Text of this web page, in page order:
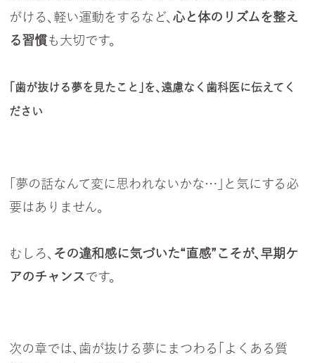
がける、軽い運動をするなど、 心と体のリズムを整え
る習慣も大切です。
「歯が抜ける夢を見たこと」を、遠慮なく歯科医に伝えてく
ださい
「夢の話なんて変に思われないかな…」と気にする必
要はありません。
むしろ、 その違和感に気づいた“直感”こそが、早期ケ
アのチャンスです。
次の章では、歯が抜ける夢にまつわる「よくある質